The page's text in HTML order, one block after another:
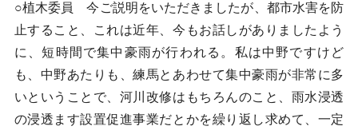
○植木委員 今ご説明をいただきましたが、都市水害を防
止すること、これは近年、今もお話しがありましたよう
に、短時間で集中豪雨が行われる。私は中野ですけど
も、中野あたりも、練馬とあわせて集中豪雨が非常に多
いということで、河川改修はもちろんのこと、雨水浸透
の浸透ます設置促進事業だとかを繰り返し求めて、一定